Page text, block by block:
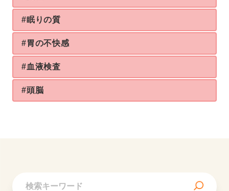
#眠りの質
#胃の不快感
#血液検査
#頭脳